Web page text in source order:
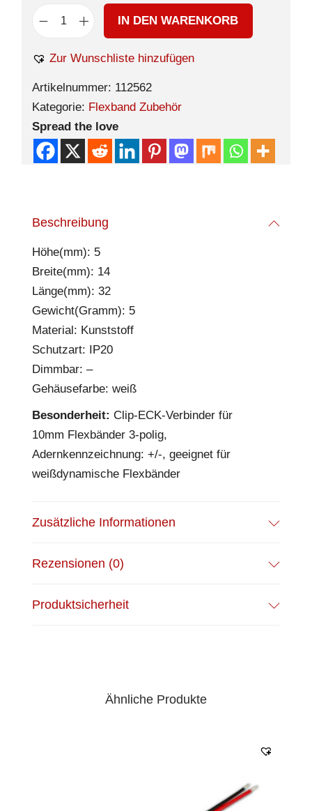
IN DEN WARENKORB
Zur Wunschliste hinzufügen
Artikelnummer: 112562
Kategorie: Flexband Zubehör
Spread the love
Beschreibung
Höhe(mm): 5
Breite(mm): 14
Länge(mm): 32
Gewicht(Gramm): 5
Material: Kunststoff
Schutzart: IP20
Dimmbar: –
Gehäusefarbe: weiß
Besonderheit: Clip-ECK-Verbinder für
10mm Flexbänder 3-polig,
Adernkennzeichnung: +/-, geeignet für
weißdynamische Flexbänder
Zusätzliche Informationen
Rezensionen (0)
Produktsicherheit
Ähnliche Produkte